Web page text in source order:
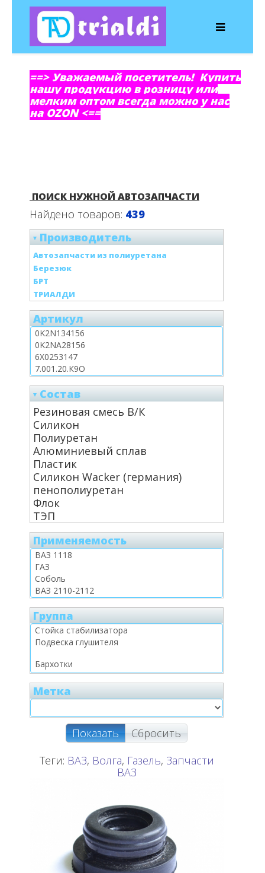
==> Уважаемый посетитель! Купить
нашу продукцию в розницу или
мелким оптом всегда можно у нас
на OZON <==
ПОИСК НУЖНОЙ АВТОЗАПЧАСТИ
Найдено товаров: 439
Производитель
Автозапчасти из полиуретана
Березюк
БРТ
ТРИАЛДИ
Артикул
Состав
Резиновая смесь В/К
Силикон
Полиуретан
Алюминиевый сплав
Пластик
Силикон Wacker (германия)
пенополиуретан
Флок
ТЭП
Применяемость
Группа
Метка
Показать
Сбросить
Теги: ВАЗ, Волга, Газель, Запчасти
ВАЗ